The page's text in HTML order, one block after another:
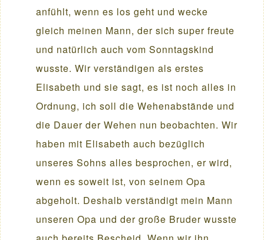
anfühlt, wenn es los geht und wecke
gleich meinen Mann, der sich super freute
und natürlich auch vom Sonntagskind
wusste. Wir verständigen als erstes
Elisabeth und sie sagt, es ist noch alles in
Ordnung, ich soll die Wehenabstände und
die Dauer der Wehen nun beobachten. Wir
haben mit Elisabeth auch bezüglich
unseres Sohns alles besprochen, er wird,
wenn es soweit ist, von seinem Opa
abgeholt. Deshalb verständigt mein Mann
unseren Opa und der große Bruder wusste